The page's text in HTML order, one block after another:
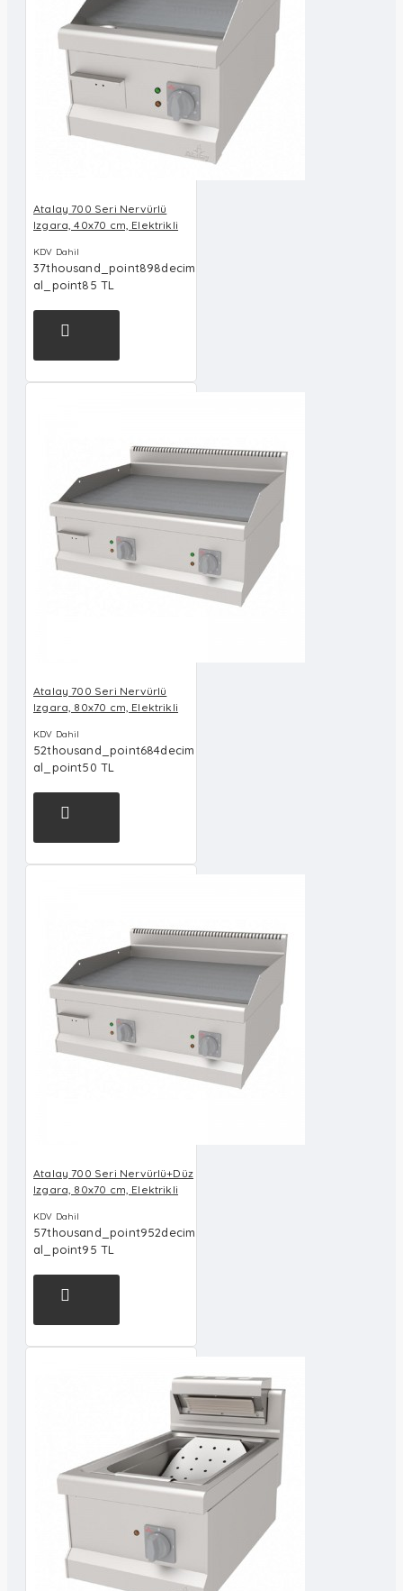
Atalay 700 Seri Nervürlü
Izgara, 40x70 cm, Elektrikli
KDV Dahil
37thousand_point898decim
al_point85 TL
Atalay 700 Seri Nervürlü
Izgara, 80x70 cm, Elektrikli
KDV Dahil
52thousand_point684decim
al_point50 TL
Atalay 700 Seri Nervürlü+Düz
Izgara, 80x70 cm, Elektrikli
KDV Dahil
57thousand_point952decim
al_point95 TL